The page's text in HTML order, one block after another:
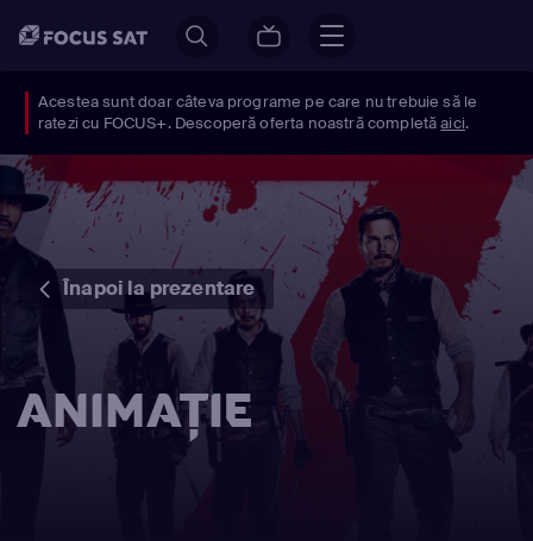
Acestea sunt doar câteva programe pe care nu trebuie să le
ratezi cu FOCUS+. Descoperă oferta noastră completăaici.
Înapoi la prezentare
ANIMAȚIE